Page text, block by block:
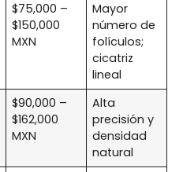
$75,000 –
$150,000
MXN
Mayor
número de
folículos;
cicatriz
lineal
$90,000 –
$162,000
MXN
Alta
precisión y
densidad
natural